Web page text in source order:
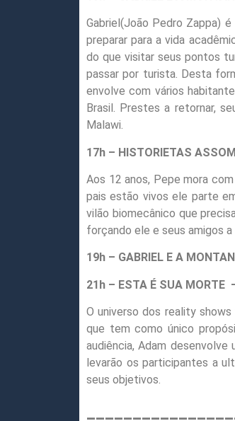
Gabriel(João Pedro Zappa)
preparar para a vida
do que visitar seus pontos
passar por turista. Desta
envolve com vários
Brasil. Prestes a retornar,
Malawi.
17h – HISTORIETAS
Aos 12 anos, Pepe mora
pais estão vivos ele parte
vilão biomecânico que
forçando ele e seus amigos
19h – GABRIEL E A
21h – ESTA É SUA MORTE
O universo dos reality
que tem como único
audiência, Adam
levarão os participantes a
seus objetivos.